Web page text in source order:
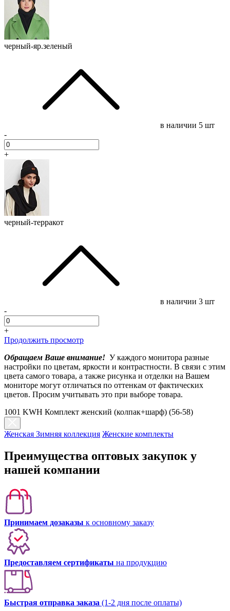
черный-яр.зеленый
в наличии 5 шт
-
+
черный-терракот
в наличии 3 шт
-
+
Продолжить просмотр
Обращаем Ваше внимание! У каждого монитора разные
настройки по цветам, яркости и контрастности. В связи с этим
цвета самого товара, а также рисунка и отделки на Вашем
мониторе могут отличаться по оттенкам от фактических
цветов. Просим учитывать это при выборе товара.
1001 KWH Комплект женский (колпак+шарф) (56-58)
Женская Зимняя коллекция Женские комплекты
Преимущества оптовых закупок у
нашей компании
Принимаем дозаказы к основному заказу
Предоставляем сертификаты на продукцию
Быстрая отправка заказа (1-2 дня после оплаты)